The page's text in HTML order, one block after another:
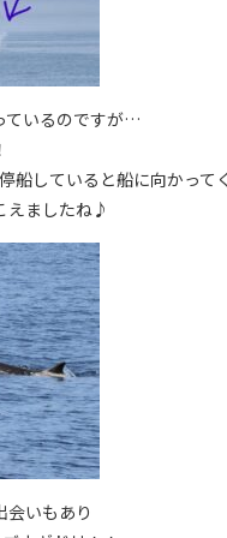
ているのですが…
船していると船に向かって
えましたね♪
会いもあり